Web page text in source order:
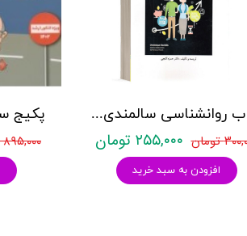
۸۹۵,۰۰۰ تومان
کتاب روانشناسی سالمندی - (2 كتاب در 1 جلد) - حمزه گنجی - نشر ساوالان
تومان ۲۵۵,۰۰۰ تومان
افزودن به سبد خرید